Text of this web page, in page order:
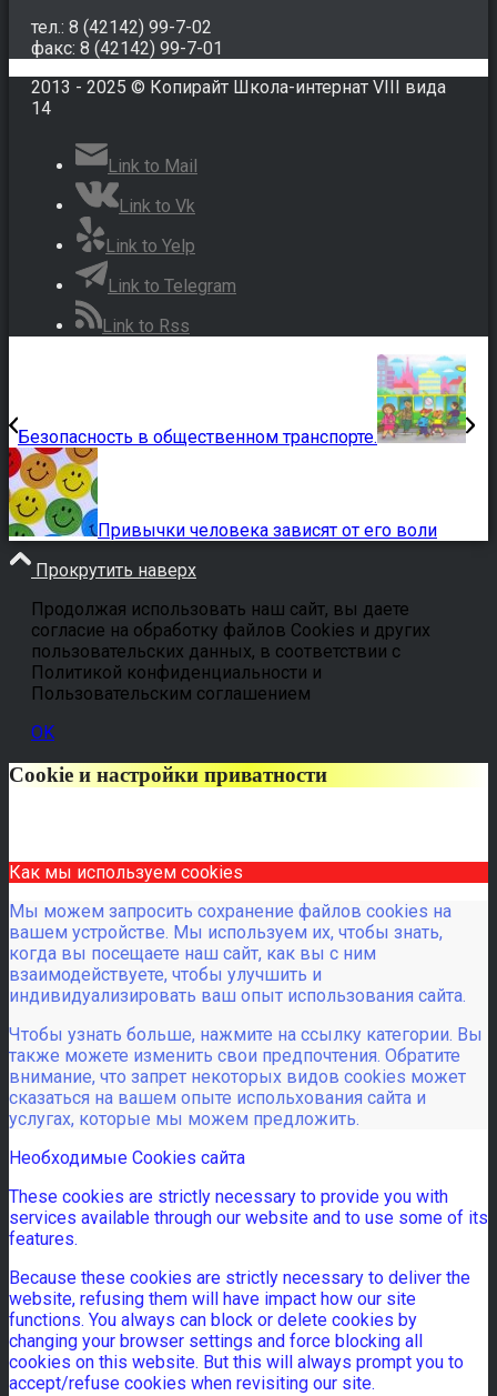
тел.: 8 (42142) 99-7-02
факс: 8 (42142) 99-7-01
2013 - 2025 © Копирайт Школа-интернат VIII вида
14
Link to Mail
Link to Vk
Link to Yelp
Link to Telegram
Link to Rss
Безопасность в общественном транспорте.
Привычки человека зависят от его воли
Прокрутить наверх
Продолжая использовать наш сайт, вы даете
согласие на обработку файлов Cookies и других
пользовательских данных, в соответствии с
Политикой конфиденциальности и
Пользовательским соглашением
OK
Cookie и настройки приватности
Как мы используем cookies
Мы можем запросить сохранение файлов cookies на
вашем устройстве. Мы используем их, чтобы знать,
когда вы посещаете наш сайт, как вы с ним
взаимодействуете, чтобы улучшить и
индивидуализировать ваш опыт использования сайта.
Чтобы узнать больше, нажмите на ссылку категории. Вы
также можете изменить свои предпочтения. Обратите
внимание, что запрет некоторых видов cookies может
сказаться на вашем опыте испольхования сайта и
услугах, которые мы можем предложить.
Необходимые Cookies сайта
These cookies are strictly necessary to provide you with
services available through our website and to use some of its
features.
Because these cookies are strictly necessary to deliver the
website, refusing them will have impact how our site
functions. You always can block or delete cookies by
changing your browser settings and force blocking all
cookies on this website. But this will always prompt you to
accept/refuse cookies when revisiting our site.